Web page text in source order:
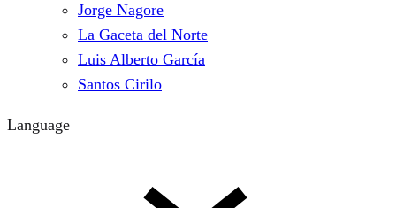
Jorge Nagore
La Gaceta del Norte
Luis Alberto García
Santos Cirilo
Language